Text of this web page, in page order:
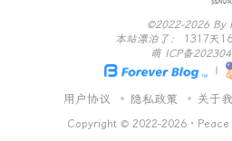
©2022-2026 By
本站漂泊了：
1317天
萌 ICP备
|
用户协议 隐私政策 关于我
Copyright © 2022-2026 · Peace